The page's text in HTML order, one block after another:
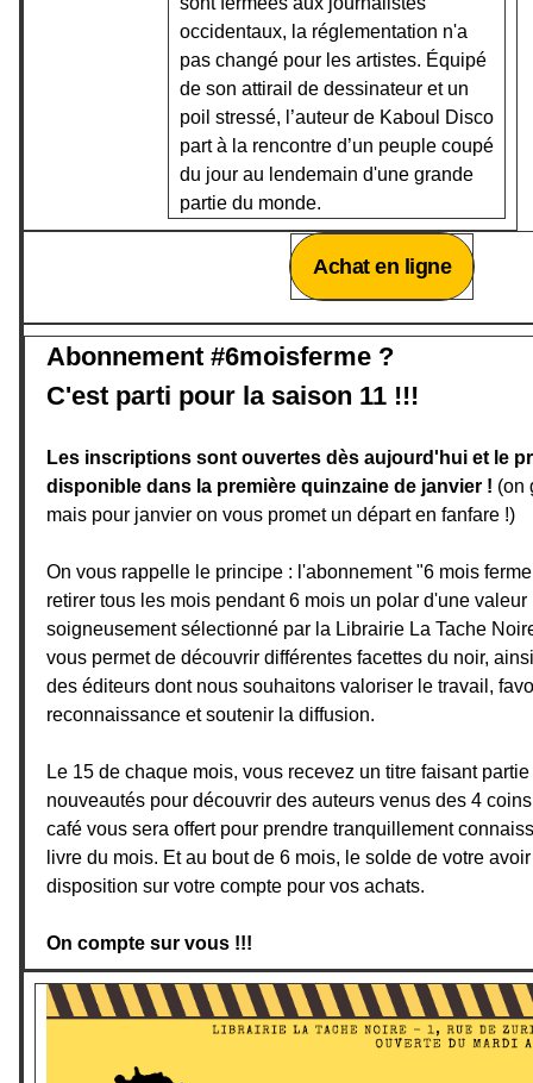
occidentaux, la réglementation n'a
pas changé pour les artistes. Équipé
de son attirail de dessinateur et un
poil stressé, l’auteur de Kaboul Disco
part à la rencontre d’un peuple coupé
du jour au lendemain d'une grande
partie du monde.
Achat en ligne
Abonnement #6moisferme ?
C'est parti pour la saison 11 !!!
Les inscriptions sont ouvertes dès aujourd'hui et le
disponible dans la première quinzaine de janvier ! (on
mais pour janvier on vous promet un départ en fanfare !)
On vous rappelle le principe : l'abonnement "6 mois
retirer tous les mois pendant 6 mois un polar d'une
soigneusement sélectionné par la Librairie La Tache
vous permet de découvrir différentes facettes du noir,
des éditeurs dont nous souhaitons valoriser le travail,
reconnaissance et soutenir la diffusion.
Le 15 de chaque mois, vous recevez un titre faisant
nouveautés pour découvrir des auteurs venus des 4
café vous sera offert pour prendre tranquillement
livre du mois. Et au bout de 6 mois, le solde de votre
disposition sur votre compte pour vos achats.
On compte sur vous !!!